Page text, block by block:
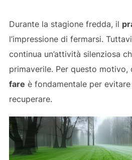
Durante la stagione fredda, il
l’impressione di fermarsi.
continua un’attività silenziosa
primaverile. Per questo motivo,
fare è fondamentale per
recuperare.